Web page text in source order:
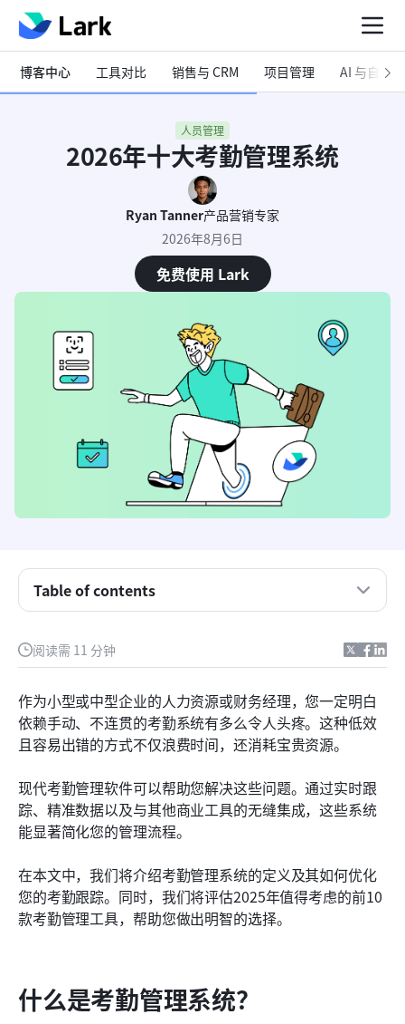
博客中心 工具对比 销售与 CRM 项目管理 AI 与自动化
人员管理
2026年十大考勤管理系统
Ryan Tanner产品营销专家
2026年8月6日
免费使用 Lark
阅读需 11 分钟
作为小型或中型企业的人力资源或财务经理，您一定明白
依赖手动、不连贯的考勤系统有多么令人头疼。这种低效
且容易出错的方式不仅浪费时间，还消耗宝贵资源。
现代考勤管理软件可以帮助您解决这些问题。通过实时跟
踪、精准数据以及与其他商业工具的无缝集成，这些系统
能显著简化您的管理流程。
在本文中，我们将介绍考勤管理系统的定义及其如何优化
您的考勤跟踪。同时，我们将评估2025年值得考虑的前10
款考勤管理工具，帮助您做出明智的选择。
什么是考勤管理系统？
Table of contents
什么是考勤管理系统？
选择考勤管理系统时应注意什么
2026年十大最佳考勤管理系统
出勤管理系统常见问题
今天就开始使用最佳的考勤管理系统